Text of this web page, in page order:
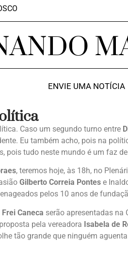
ENVIE UMA NOTÍCIA
Caso um segundo turno entre
Eu também acho, pois na
pois tudo neste mundo é um faz
, teremos hoje, às 18h, no
Gilberto Correia Pontes e
pelos 10 anos de
Frei Caneca serão apresentadas na
pela vereadora Isabela de
tão grande que ninguém